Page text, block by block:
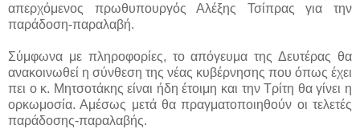
απερχόμενος πρωθυπουργός Αλέξης Τσίπρας για την
παράδοση-παραλαβή.
Σύμφωνα με πληροφορίες, το απόγευμα της Δευτέρας θα
ανακοινωθεί η σύνθεση της νέας κυβέρνησης που όπως έχει
πει ο κ. Μητσοτάκης είναι ήδη έτοιμη και την Τρίτη θα γίνει η
ορκωμοσία. Αμέσως μετά θα πραγματοποιηθούν οι τελετές
παράδοσης-παραλαβής.